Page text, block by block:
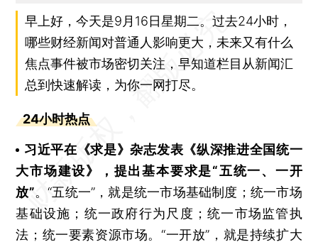
早上好，今天是9月16日星期二。过去24小时，
哪些财经新闻对普通人影响更大，未来又有什么
焦点事件被市场密切关注，早知道栏目从新闻汇
总到快速解读，为你一网打尽。
24小时热点
习近平在《求是》杂志发表《纵深推进全国统一
大市场建设》，提出基本要求是“五统一、一开
放”。“五统一”，就是统一市场基础制度；统一市场
基础设施；统一政府行为尺度；统一市场监管执
法；统一要素资源市场。“一开放”，就是持续扩大